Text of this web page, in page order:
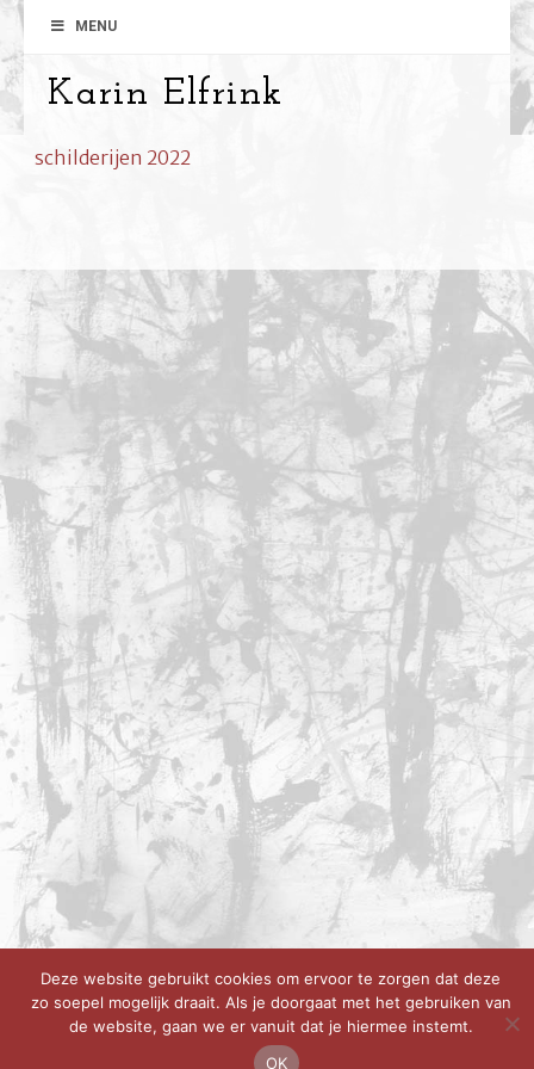
MENU
Karin Elfrink
schilderijen 2022
Deze website gebruikt cookies om ervoor te zorgen dat deze
zo soepel mogelijk draait. Als je doorgaat met het gebruiken van
de website, gaan we er vanuit dat je hiermee instemt.
OK